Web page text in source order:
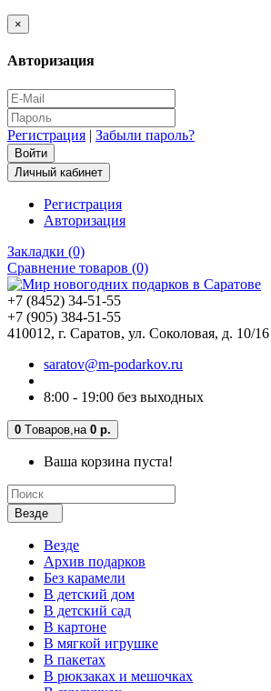
×
Авторизация
Регистрация | Забыли пароль?
Личный кабинет
Регистрация
Авторизация
Закладки (0)
Сравнение товаров (0)
+7 (8452) 34-51-55
+7 (905) 384-51-55
410012, г. Саратов, ул. Соколовая, д. 10/16
saratov@m-podarkov.ru
8:00 - 19:00 без выходных
0 Tоваров, на 0 р.
Ваша корзина пуста!
Везде
Везде
Архив подарков
Без карамели
В детский дом
В детский сад
В картоне
В мягкой игрушке
В пакетах
В рюкзаках и мешочках